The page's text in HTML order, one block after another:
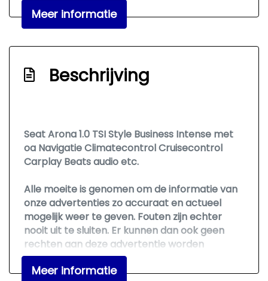
Parkeersensor achter
Parkeersensor voor
Overige
Anti blokkeer systeem
Bestuurdersairbag
Bluetooth
Bots waarschuwing systeem
Draadloze telefoonlader
Elektronisch stabiliteits programma
Hoofd airbag(s) achter
Hoofd airbag(s) voor
Meer informatie
Beschrijving
Seat Arona 1.0 TSI Style Business Intense met
oa Navigatie Climatecontrol Cruisecontrol
Carplay Beats audio etc.
Alle moeite is genomen om de informatie van
onze advertenties zo accuraat en actueel
mogelijk weer te geven. Fouten zijn echter
nooit uit te sluiten. Er kunnen dan ook geen
rechten aan deze advertentie worden
ontleend. Vertrouwt u daarom niet alleen op
deze informatie, maar controleer bij aankoop
Meer informatie